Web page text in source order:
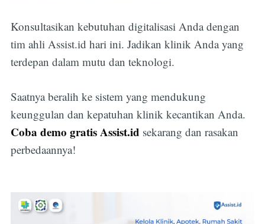
Konsultasikan kebutuhan digitalisasi Anda dengan
tim ahli Assist.id hari ini. Jadikan klinik Anda yang
terdepan dalam mutu dan teknologi.
Saatnya beralih ke sistem yang mendukung
keunggulan dan kepatuhan klinik kecantikan Anda.
Coba demo gratis Assist.id sekarang dan rasakan
perbedaannya!